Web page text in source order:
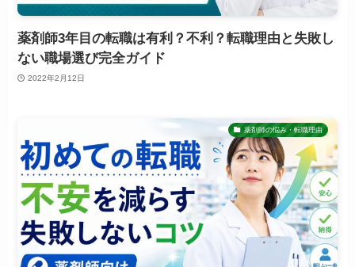
薬剤師3年目の転職は有利？不利？転職理由と失敗し
ない職場選び完全ガイド
2022年2月12日
薬剤師の悩み・転職理由